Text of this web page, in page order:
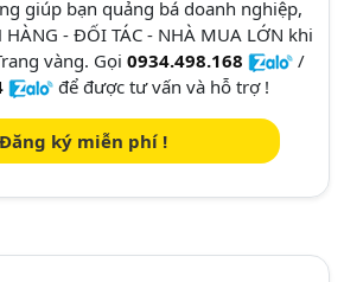
giúp bạn quảng bá doanh nghiệp,
- ĐỐI TÁC - NHÀ MUA LỚN khi
vàng. Gọi 0934.498.168
/
để được tư vấn và hỗ trợ !
Đăng ký miễn phí !